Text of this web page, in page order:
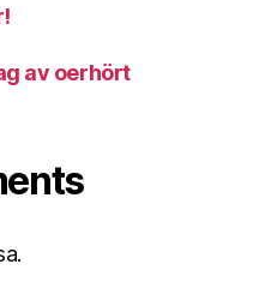
av oerhört